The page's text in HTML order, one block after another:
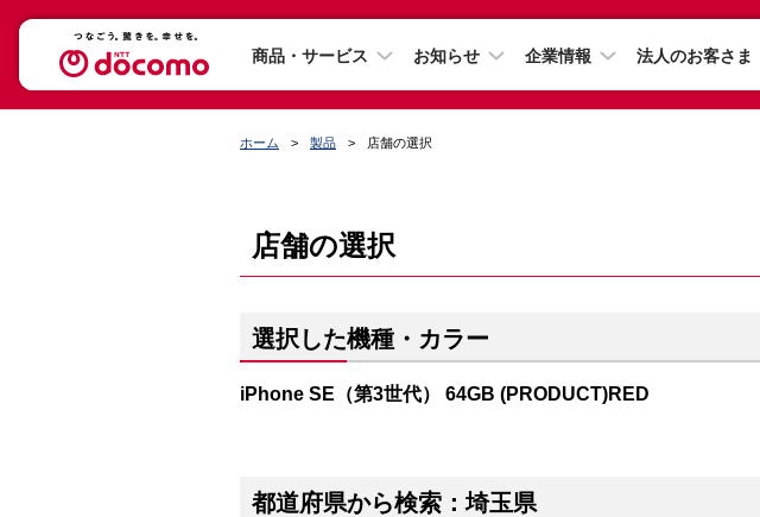
商品・サービス お知らせ 企業情報 法人のお客さま
ホーム 製品 店舗の選択
店舗の選択
選択した機種・カラー
iPhone SE（第3世代） 64GB (PRODUCT)RED
都道府県から検索：埼玉県